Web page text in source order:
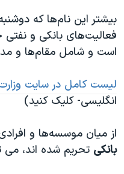
اعتراضات مردمی آبان ۹۸
اسرائیل در جنگ
همایش محافظه‌کاران
سفر پرزیدنت ترامپ به چین
فعالیت‌های بانکی و
است و شامل مقام‌ها و
لیست کامل در سایت وزارت
انگلیسی- کلیک کنید)
از میان موسسه‌ها و افرادی
بانکی تحریم شده اند، می